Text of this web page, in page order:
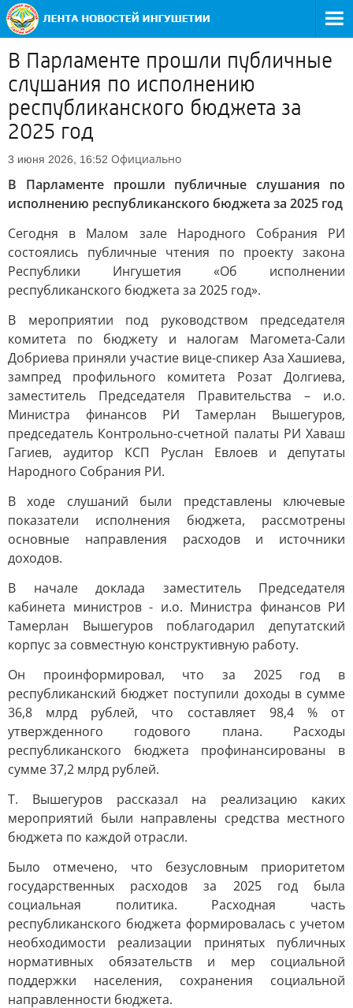
В Парламенте прошли публичные
слушания по исполнению
республиканского бюджета за
2025 год
3 июня 2026, 16:52 Официально
В Парламенте прошли публичные слушания по
исполнению республиканского бюджета за 2025 год
Сегодня в Малом зале Народного Собрания РИ
состоялись публичные чтения по проекту закона
Республики Ингушетия «Об исполнении
республиканского бюджета за 2025 год».
В мероприятии под руководством председателя
комитета по бюджету и налогам Магомета-Сали
Добриева приняли участие вице-спикер Аза Хашиева,
зампред профильного комитета Розат Долгиева,
заместитель Председателя Правительства – и.о.
Министра финансов РИ Тамерлан Вышегуров,
председатель Контрольно-счетной палаты РИ Хаваш
Гагиев, аудитор КСП Руслан Евлоев и депутаты
Народного Собрания РИ.
В ходе слушаний были представлены ключевые
показатели исполнения бюджета, рассмотрены
основные направления расходов и источники
доходов.
В начале доклада заместитель Председателя
кабинета министров - и.о. Министра финансов РИ
Тамерлан Вышегуров поблагодарил депутатский
корпус за совместную конструктивную работу.
Он проинформировал, что за 2025 год в
республиканский бюджет поступили доходы в сумме
36,8 млрд рублей, что составляет 98,4 % от
утвержденного годового плана. Расходы
республиканского бюджета профинансированы в
сумме 37,2 млрд рублей.
Т. Вышегуров рассказал на реализацию каких
мероприятий были направлены средства местного
бюджета по каждой отрасли.
Было отмечено, что безусловным приоритетом
государственных расходов за 2025 год была
социальная политика. Расходная часть
республиканского бюджета формировалась с учетом
необходимости реализации принятых публичных
нормативных обязательств и мер социальной
поддержки населения, сохранения социальной
направленности бюджета.